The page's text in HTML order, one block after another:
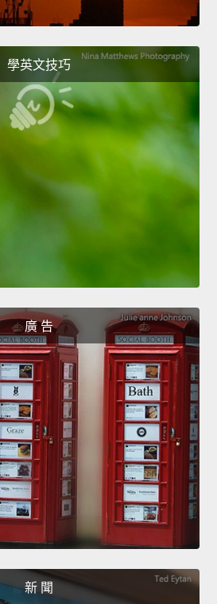
學英文技巧
廣 告
新 聞